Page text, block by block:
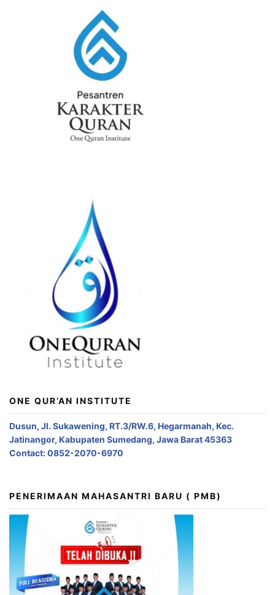
ONE QUR’AN INSTITUTE
Dusun, Jl. Sukawening, RT.3/RW.6, Hegarmanah, Kec.
Jatinangor, Kabupaten Sumedang, Jawa Barat 45363
Contact: 0852-2070-6970
PENERIMAAN MAHASANTRI BARU ( PMB)